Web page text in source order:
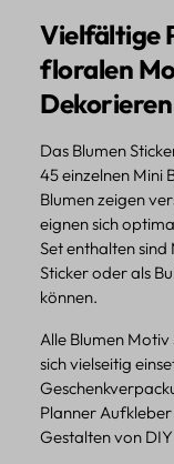
Vielfältige
floralen
Dekorieren
Das Blumen
45 einzelnen Mini
Blumen zeigen
eignen sich
Set enthalten
Sticker oder als
können.
Alle Blumen Motiv
sich vielseitig
Planner
Gestalten von